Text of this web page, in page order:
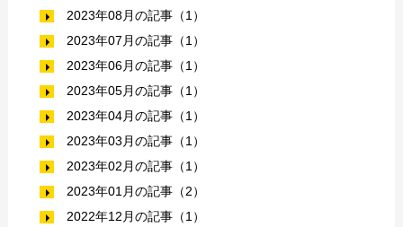
2023年08月の記事（1）
2023年07月の記事（1）
2023年06月の記事（1）
2023年05月の記事（1）
2023年04月の記事（1）
2023年03月の記事（1）
2023年02月の記事（1）
2023年01月の記事（2）
2022年12月の記事（1）